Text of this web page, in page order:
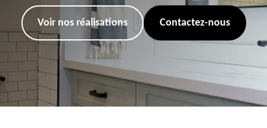
Voir nos réalisations Contactez-nous